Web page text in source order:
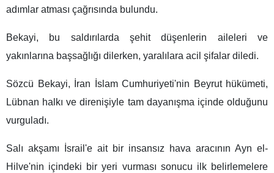
adımlar atması çağrısında bulundu.
Bekayi, bu saldırılarda şehit düşenlerin aileleri ve
yakınlarına başsağlığı dilerken, yaralılara acil şifalar diledi.
Sözcü Bekayi, İran İslam Cumhuriyeti'nin Beyrut hükümeti,
Lübnan halkı ve direnişiyle tam dayanışma içinde olduğunu
vurguladı.
Salı akşamı İsrail'e ait bir insansız hava aracının Ayn el-
Hilve'nin içindeki bir yeri vurması sonucu ilk belirlemelere